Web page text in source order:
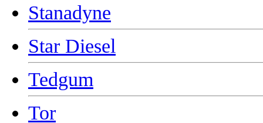
Stanadyne
Star Diesel
Tedgum
Tor